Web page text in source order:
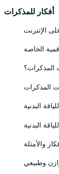
أفكار للمذكرات
الإنترنت
الخاصة
المذكرات؟
المذكرات
البدنية
البدنية
والأمثلة